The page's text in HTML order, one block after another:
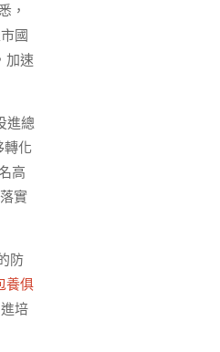
，
國
加速
進總
轉化
高
實
防
養俱
培